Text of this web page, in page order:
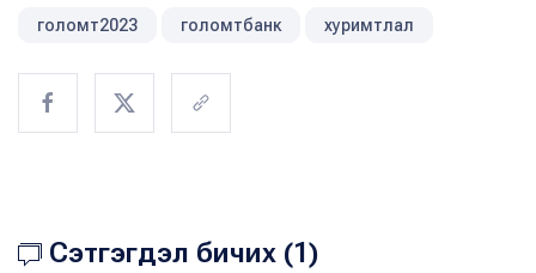
голомт2023 голомтбанк хуримтлал
Сэтгэгдэл бичих (1)